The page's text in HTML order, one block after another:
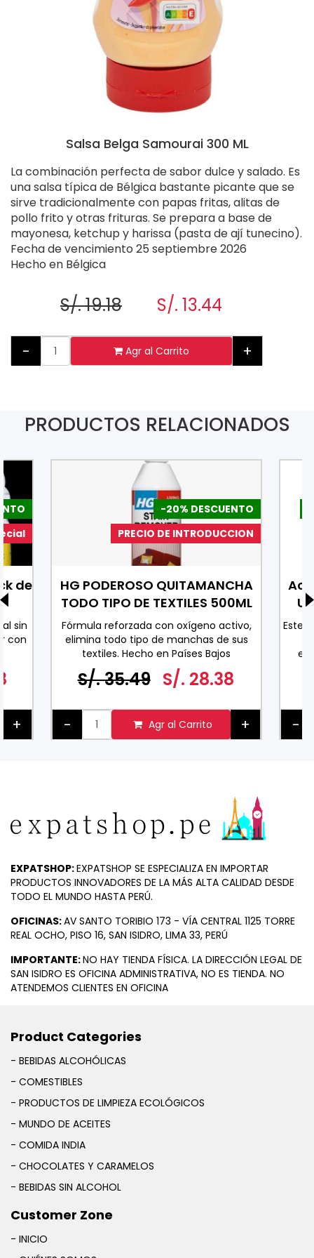
Salsa Belga Samourai 300 ML
La combinación perfecta de sabor dulce y salado. Es
una salsa típica de Bélgica bastante picante que se
sirve tradicionalmente con papas fritas, alitas de
pollo frito y otras frituras. Se prepara a base de
mayonesa, ketchup y harissa (pasta de ají tunecino).
Fecha de vencimiento 25 septiembre 2026
Hecho en Bélgica
S/. 19.18 S/. 13.44
- Agr al Carrito +
PRODUCTOS RELACIONADOS
de
sin
con
+
-20% DESCUENTO
PRECIO DE INTRODUCCION
HG PODEROSO QUITAMANCHA
TODO TIPO DE TEXTILES 500ML
Fórmula reforzada con oxígeno activo,
elimina todo tipo de manchas de sus
textiles. Hecho en Países Bajos
S/. 35.49 S/. 28.38
- Agr al Carrito +
Este
-
EXPATSHOP:EXPATSHOP SE ESPECIALIZA EN IMPORTAR
PRODUCTOS INNOVADORES DE LA MÁS ALTA CALIDAD DESDE
TODO EL MUNDO HASTA PERÚ.
OFICINAS:AV SANTO TORIBIO 173 - VÍA CENTRAL 1125 TORRE
REAL OCHO, PISO 16, SAN ISIDRO, LIMA 33, PERÚ
IMPORTANTE:NO HAY TIENDA FÍSICA. LA DIRECCIÓN LEGAL DE
SAN ISIDRO ES OFICINA ADMINISTRATIVA, NO ES TIENDA. NO
ATENDEMOS CLIENTES EN OFICINA
Product Categories
- BEBIDAS ALCOHÓLICAS
- COMESTIBLES
- PRODUCTOS DE LIMPIEZA ECOLÓGICOS
- MUNDO DE ACEITES
- COMIDA INDIA
- CHOCOLATES Y CARAMELOS
- BEBIDAS SIN ALCOHOL
Customer Zone
- INICIO